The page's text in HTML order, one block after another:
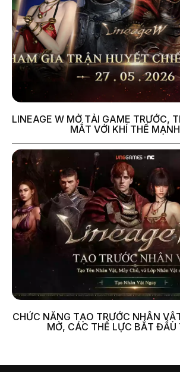
LINEAGE W MỞ TẢI GAME TRƯỚC,
MẮT VỚI KHÍ THẾ
CHỨC NĂNG TẠO TRƯỚC NHÂN
MỞ, CÁC THẾ LỰC BẮT ĐẦU